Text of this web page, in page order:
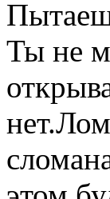
Ты не